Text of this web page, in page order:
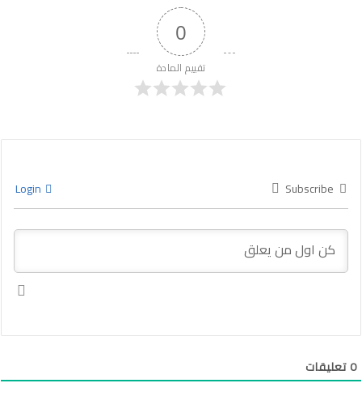
0
تقييم المادة
Subscribe
0تعليقات